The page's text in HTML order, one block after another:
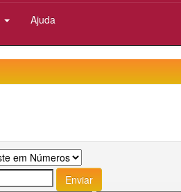
Ajuda